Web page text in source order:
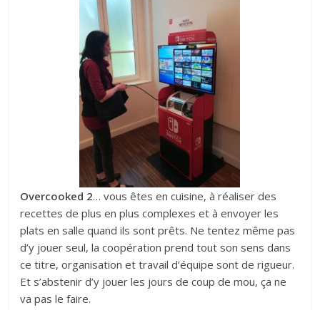
Overcooked 2… vous êtes en cuisine, à réaliser des
recettes de plus en plus complexes et à envoyer les
plats en salle quand ils sont prêts. Ne tentez même pas
d’y jouer seul, la coopération prend tout son sens dans
ce titre, organisation et travail d’équipe sont de rigueur.
Et s’abstenir d’y jouer les jours de coup de mou, ça ne
va pas le faire.